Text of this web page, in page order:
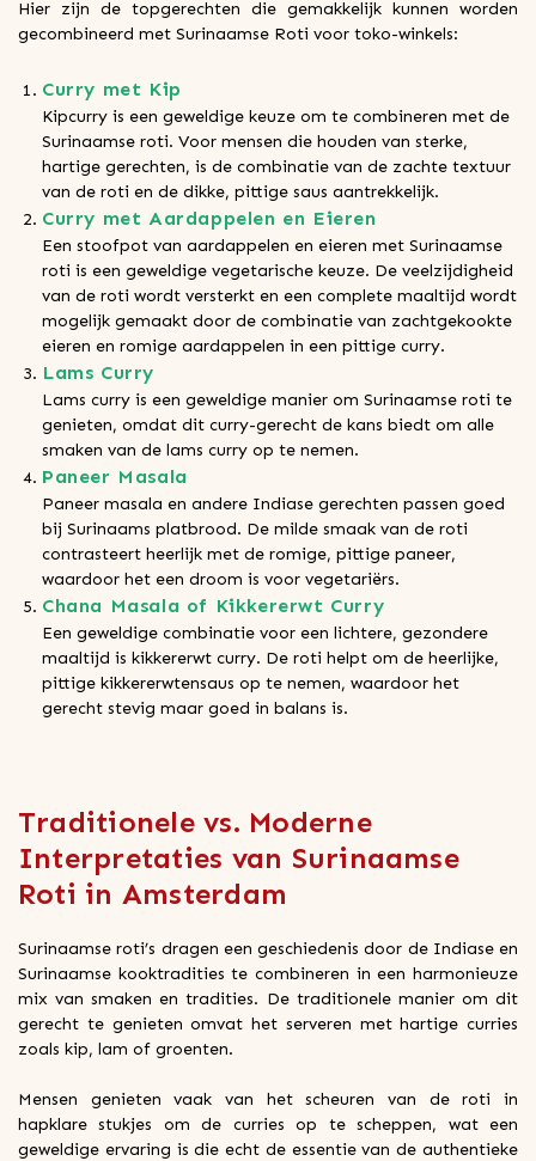
Hier zijn de topgerechten die gemakkelijk kunnen worden
gecombineerd met Surinaamse Roti voor toko-winkels:
Curry met Kip
Kipcurry is een geweldige keuze om te combineren met de
Surinaamse roti. Voor mensen die houden van sterke,
hartige gerechten, is de combinatie van de zachte textuur
van de roti en de dikke, pittige saus aantrekkelijk.
Curry met Aardappelen en Eieren
Een stoofpot van aardappelen en eieren met Surinaamse
roti is een geweldige vegetarische keuze. De veelzijdigheid
van de roti wordt versterkt en een complete maaltijd wordt
mogelijk gemaakt door de combinatie van zachtgekookte
eieren en romige aardappelen in een pittige curry.
Lams Curry
Lams curry is een geweldige manier om Surinaamse roti te
genieten, omdat dit curry-gerecht de kans biedt om alle
smaken van de lams curry op te nemen.
Paneer Masala
Paneer masala en andere Indiase gerechten passen goed
bij Surinaams platbrood. De milde smaak van de roti
contrasteert heerlijk met de romige, pittige paneer,
waardoor het een droom is voor vegetariërs.
Chana Masala of Kikkererwt Curry
Een geweldige combinatie voor een lichtere, gezondere
maaltijd is kikkererwt curry. De roti helpt om de heerlijke,
pittige kikkererwtensaus op te nemen, waardoor het
gerecht stevig maar goed in balans is.
Traditionele vs. Moderne
Interpretaties van Surinaamse
Roti in Amsterdam
Surinaamse roti’s dragen een geschiedenis door de Indiase en
Surinaamse kooktradities te combineren in een harmonieuze
mix van smaken en tradities. De traditionele manier om dit
gerecht te genieten omvat het serveren met hartige curries
zoals kip, lam of groenten.
Mensen genieten vaak van het scheuren van de roti in
hapklare stukjes om de curries op te scheppen, wat een
geweldige ervaring is die echt de essentie van de authentieke